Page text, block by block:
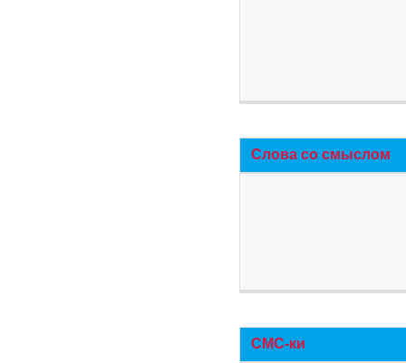
Слова со смыслом
СМС-ки